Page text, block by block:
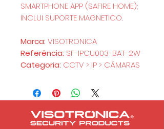
SMARTPHONE APP (SAFIRE HOME);
INCLUI SUPORTE MAGNETICO.
Marca: VISOTRONICA
Referência: SF-IPCU003-BAT-2W
Categoria: CCTV > IP > CÂMARAS